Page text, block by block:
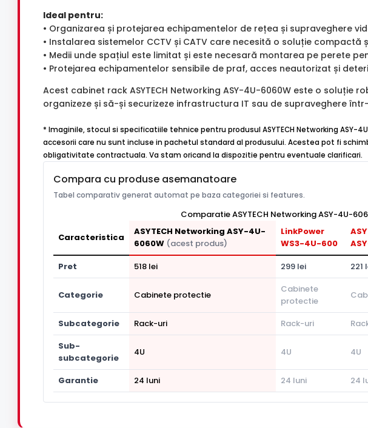
Ideal pentru:
• Organizarea și protejarea echipamentelor de rețea și supraveghere
• Instalarea sistemelor CCTV și CATV care necesită o soluție
• Medii unde spațiul este limitat și este necesară montarea pe perete
• Protejarea echipamentelor sensibile de praf, acces neautorizat și
Acest cabinet rack ASYTECH Networking ASY-4U-6060W este o soluție
organizeze și să-și securizeze infrastructura IT sau de supraveghere
* Imaginile, stocul si specificatiile tehnice pentru produsul ASYTECH Networking
accesorii care nu sunt incluse in pachetul standard al produsului. Acestea pot fi
obligativitate contractuala. Va stam oricand la dispozitie pentru eventuale clarificari.
Compara cu produse asemanatoare
Tabel comparativ generat automat pe baza categoriei si features.
Comparatie ASYTECH Networking ASY-4U-
Caracteristica
ASYTECH Networking ASY-4U-
6060W (acest produs)
LinkPower
WS3-4U-600
Pret
518 lei 299 lei 221
Categorie Cabinete protectie
Cabinete
protectie
Subcategorie Rack-uri Rack-uri
Sub-
subcategorie
4U 4U 4U
Garantie 24 luni 24 luni 24